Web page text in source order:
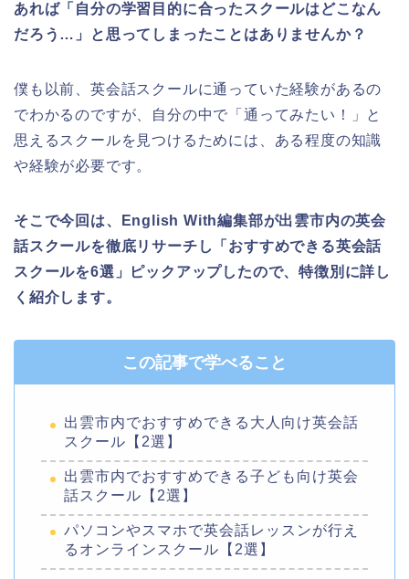
あれば「自分の学習目的に合ったスクールはどこなん
だろう…」と思ってしまったことはありませんか？
僕も以前、英会話スクールに通っていた経験があるの
でわかるのですが、自分の中で「通ってみたい！」と
思えるスクールを見つけるためには、ある程度の知識
や経験が必要です。
そこで今回は、English With編集部が出雲市内の英会
話スクールを徹底リサーチし「おすすめできる英会話
スクールを6選」ピックアップしたので、特徴別に詳し
く紹介します。
この記事で学べること
出雲市内でおすすめできる大人向け英会話
スクール【2選】
出雲市内でおすすめできる子ども向け英会
話スクール【2選】
パソコンやスマホで英会話レッスンが行え
るオンラインスクール【2選】